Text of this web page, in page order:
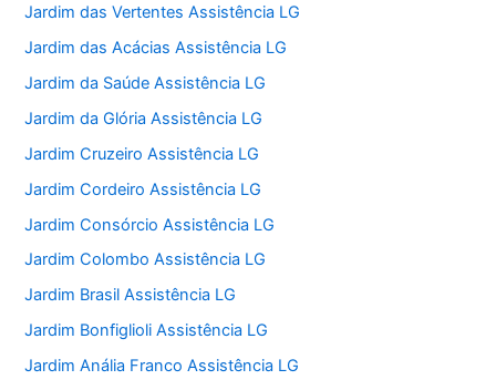
Jardim das Vertentes Assistência LG
Jardim das Acácias Assistência LG
Jardim da Saúde Assistência LG
Jardim da Glória Assistência LG
Jardim Cruzeiro Assistência LG
Jardim Cordeiro Assistência LG
Jardim Consórcio Assistência LG
Jardim Colombo Assistência LG
Jardim Brasil Assistência LG
Jardim Bonfiglioli Assistência LG
Jardim Anália Franco Assistência LG